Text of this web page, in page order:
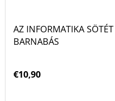
AZ INFORMATIKA
BARNABÁS
€10,90